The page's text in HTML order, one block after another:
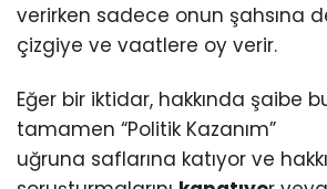
verirken sadece onun şahsına
çizgiye ve vaatlere oy verir.
Eğer bir iktidar, hakkında şaibe
tamamen “Politik Kazanım”
uğruna saflarına katıyor ve